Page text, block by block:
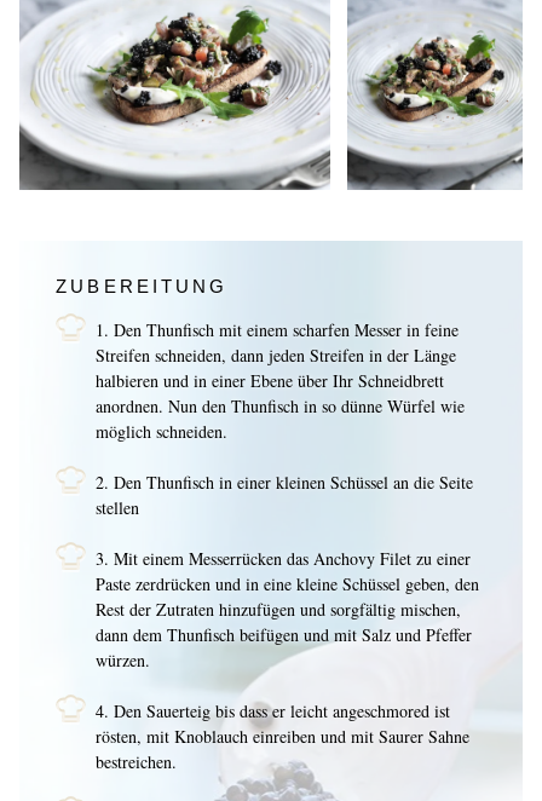
ZUBEREITUNG
1. Den Thunfisch mit einem scharfen Messer in feine
Streifen schneiden, dann jeden Streifen in der Länge
halbieren und in einer Ebene über Ihr Schneidbrett
anordnen. Nun den Thunfisch in so dünne Würfel wie
möglich schneiden.
2. Den Thunfisch in einer kleinen Schüssel an die Seite
stellen
3. Mit einem Messerrücken das Anchovy Filet zu einer
Paste zerdrücken und in eine kleine Schüssel geben, den
Rest der Zutraten hinzufügen und sorgfältig mischen,
dann dem Thunfisch beifügen und mit Salz und Pfeffer
würzen.
4. Den Sauerteig bis dass er leicht angeschmored ist
rösten, mit Knoblauch einreiben und mit Saurer Sahne
bestreichen.